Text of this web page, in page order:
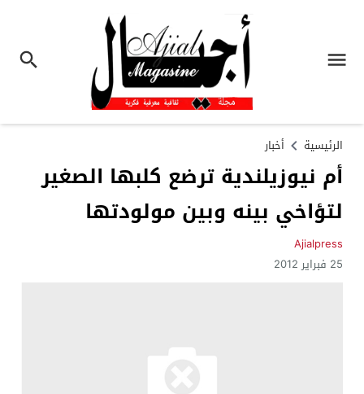
الرئيسية أخبار
أم نيوزيلندية ترضع كلبها الصغير
لتؤاخي بينه وبين مولودتها
Ajialpress
25 فبراير 2012